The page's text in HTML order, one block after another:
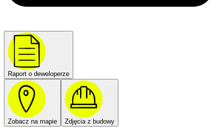
Raport o deweloperze
Zobacz na mapie Zdjęcia z budowy